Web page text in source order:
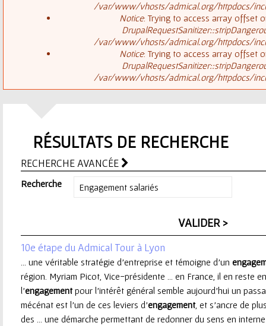
e
d
r
r
e
/var/www/vhosts/admical.org/httpdocs/
Notice: Trying to access array offset
/var/www/vhosts/admical.org/httpdocs/
Notice: Trying to access array offset
/var/www/vhosts/admical.org/httpdocs/
RÉSULTATS DE RECHERCHE
RECHERCHE AVANCÉE
Recherche
10e étape du Admical Tour à Lyon
... une véritable stratégie d’entreprise et témoigne d’un
région. Myriam Picot, Vice-présidente ... en France, il en reste
l’engagementpour l’intérêt général semble aujourd’hui un
mécénat est l’un de ces leviers d’engagement, et s’ancre de
des ... une démarche permettant de redonner du sens en